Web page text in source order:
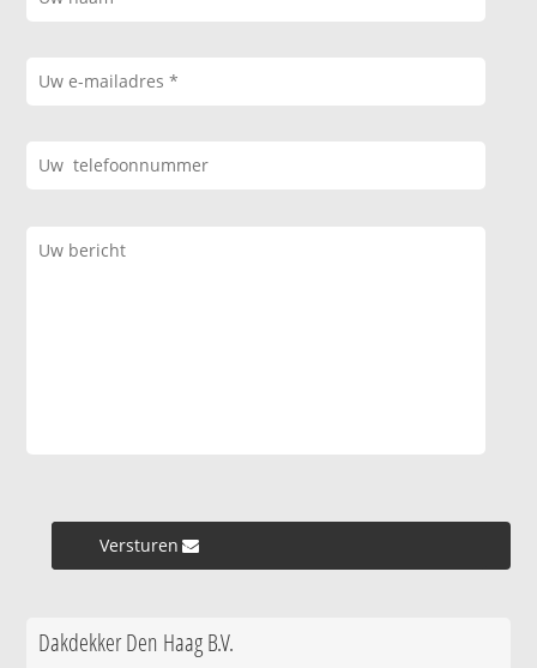
Versturen »
Dakdekker Den Haag B.V.